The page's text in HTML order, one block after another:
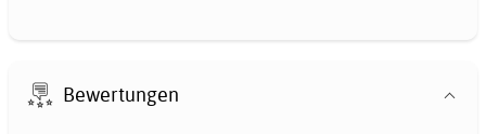
Bewertungen